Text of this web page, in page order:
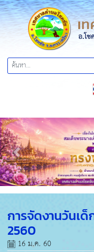
Previous
การจัดงานวันเ
2560
16 ม.ค. 60